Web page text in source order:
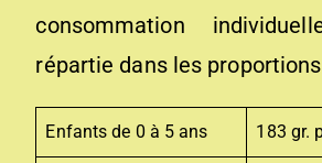
consommation
répartie dans les
Enfants de 0 à 5 ans 183 gr.